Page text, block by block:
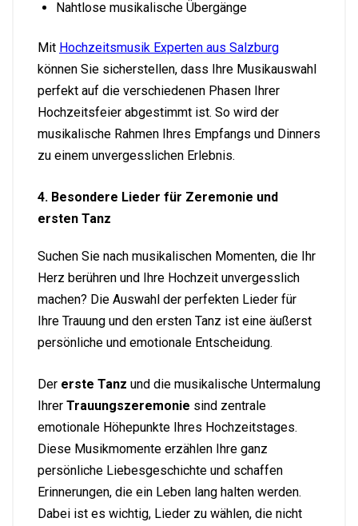
Nahtlose musikalische Übergänge
Mit Hochzeitsmusik Experten aus Salzburg
können Sie sicherstellen, dass Ihre Musikauswahl
perfekt auf die verschiedenen Phasen Ihrer
Hochzeitsfeier abgestimmt ist. So wird der
musikalische Rahmen Ihres Empfangs und Dinners
zu einem unvergesslichen Erlebnis.
4. Besondere Lieder für Zeremonie und
ersten Tanz
Suchen Sie nach musikalischen Momenten, die Ihr
Herz berühren und Ihre Hochzeit unvergesslich
machen? Die Auswahl der perfekten Lieder für
Ihre Trauung und den ersten Tanz ist eine äußerst
persönliche und emotionale Entscheidung.
Der erste Tanz und die musikalische Untermalung
Ihrer Trauungszeremonie sind zentrale
emotionale Höhepunkte Ihres Hochzeitstages.
Diese Musikmomente erzählen Ihre ganz
persönliche Liebesgeschichte und schaffen
Erinnerungen, die ein Leben lang halten werden.
Dabei ist es wichtig, Lieder zu wählen, die nicht